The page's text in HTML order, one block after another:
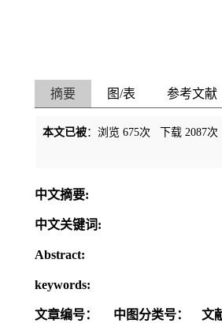
摘要 图/表 参考文献
本文已被：浏览 675次 下载 2087次
中文摘要:
中文关键词:
Abstract:
keywords:
文章编号： 中图分类号： 文